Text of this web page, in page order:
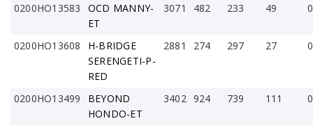
0200HO13583
OCD MANNY-
ET
3071 482 233 49
0200HO13608
H-BRIDGE
SERENGETI-P-
RED
2881 274 297 27
0200HO13499
BEYOND
HONDO-ET
3402 924 739 111